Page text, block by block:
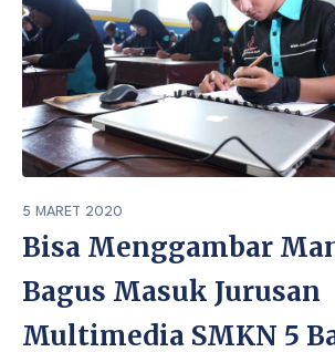
5 MARET 2020
Bisa Menggambar
Bagus Masuk Jurusan
Multimedia SMKN 5